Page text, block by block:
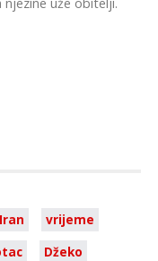
Iran
vrijeme
Džeko